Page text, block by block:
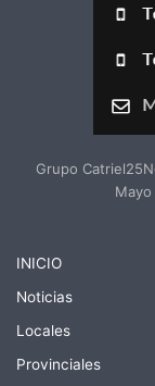
Grupo
INICIO
Noticias
Locales
Provinciales